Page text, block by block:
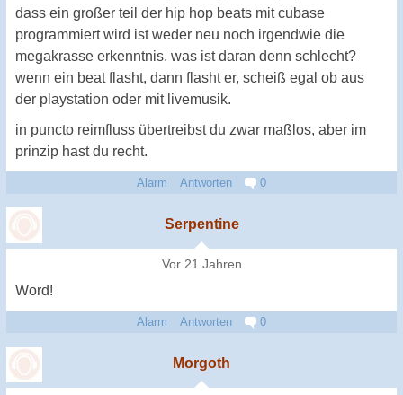
dass ein großer teil der hip hop beats mit cubase
programmiert wird ist weder neu noch irgendwie die
megakrasse erkenntnis. was ist daran denn schlecht?
wenn ein beat flasht, dann flasht er, scheiß egal ob aus
der playstation oder mit livemusik.
in puncto reimfluss übertreibst du zwar maßlos, aber im
prinzip hast du recht.
Alarm Antworten 0
Serpentine
Vor 21 Jahren
Word!
Alarm Antworten 0
Morgoth